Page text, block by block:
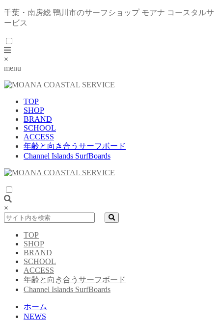
千葉・南房総 鴨川市のサーフショップ モアナ コースタルサ
ービス
×
menu
TOP
SHOP
BRAND
SCHOOL
ACCESS
年齢と向き合うサーフボード
Channel Islands SurfBoards
×
TOP
SHOP
BRAND
SCHOOL
ACCESS
年齢と向き合うサーフボード
Channel Islands SurfBoards
ホーム
NEWS